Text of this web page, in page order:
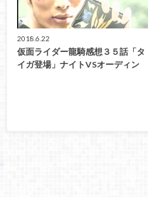
2018.6.22
仮面ライダー龍騎感想３５話「タ
イガ登場」ナイトVSオーディン